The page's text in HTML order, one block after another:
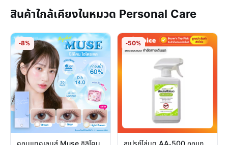
สินค้าใกล้เคียงในหมวด Personal Care
-8% -50%